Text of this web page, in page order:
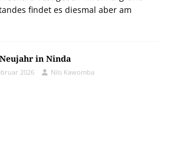
findet es diesmal aber am
in Ninda
2026 Nils Kawomba